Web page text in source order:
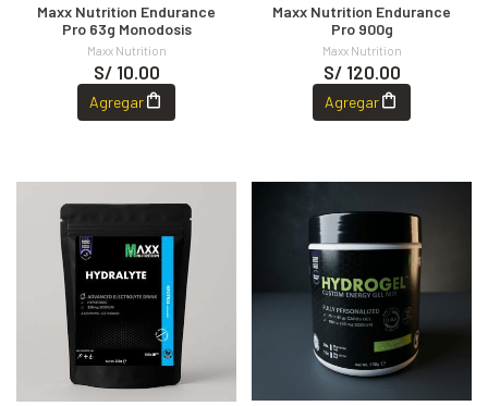
Maxx Nutrition Endurance
Pro 63g Monodosis
Maxx Nutrition
S/ 10.00
Agregar
Maxx Nutrition Endurance
Pro 900g
Maxx Nutrition
S/ 120.00
Agregar